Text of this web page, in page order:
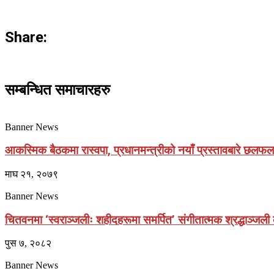
Share:
सम्बन्धित समाचारहरु
Banner News
आकस्मिक बैठकमा रास्वपा, प्रधानमन्त्रीको नयाँ प्रस्तावबारे
माघ २१, २०७९
Banner News
चितवनमा ‘स्वराञ्जलीः शहीदहरूमा समर्पित’ संगीतात्मक
पुस ७, २०८२
Banner News